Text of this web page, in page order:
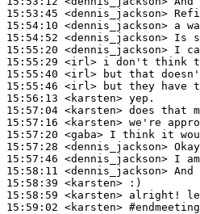
15:53:45 <dennis_jackson>
15:54:10 <dennis_jackson>
15:54:52 <dennis_jackson>
15:55:20 <dennis_jackson>
15:55:29 <irl>
15:55:40 <irl>
15:55:46 <irl>
15:56:13 <karsten>
15:57:04 <karsten>
15:57:16 <karsten>
15:57:20 <gaba>
15:57:28 <dennis_jackson>
15:57:46 <dennis_jackson>
15:58:11 <dennis_jackson>
15:58:39 <karsten>
15:58:59 <karsten>
15:59:02 <karsten> #endmeeting